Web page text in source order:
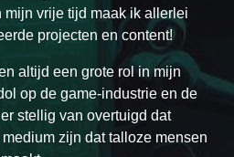
mijn vrije tijd maak ik allerlei
projecten en content!
altijd een grote rol in mijn
op de game-industrie en de
stellig van overtuigd dat
zijn dat talloze mensen